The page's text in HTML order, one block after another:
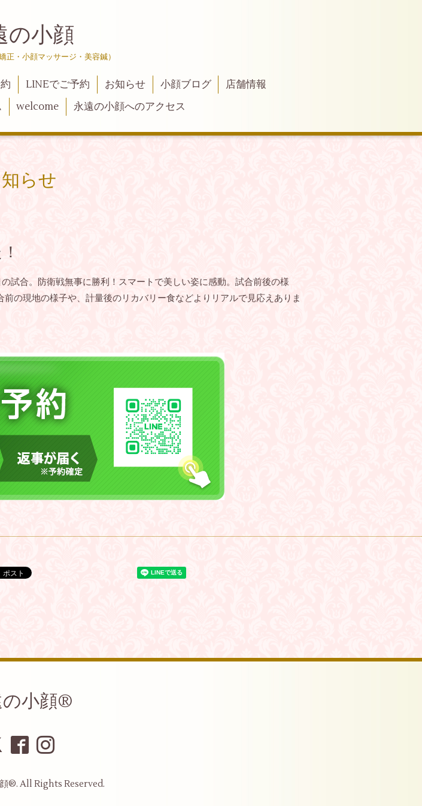
の小顔
正・小顔マッサージ・美容鍼）
LINEでご予約 お知らせ 小顔ブログ
店舗情報
welcome 永遠の小顔へのアクセス
らせ
試合。防衛戦無事に勝利！スマートで美しい姿に感動。試合前後の様
の現地の様子や、計量後のリカバリー食などよりリアルで見応えありま
小顔®︎
®︎. All Rights Reserved.